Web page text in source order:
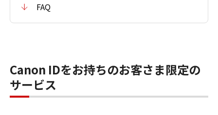
FAQ
Canon IDをお持ちのお客さま限定の
サービス